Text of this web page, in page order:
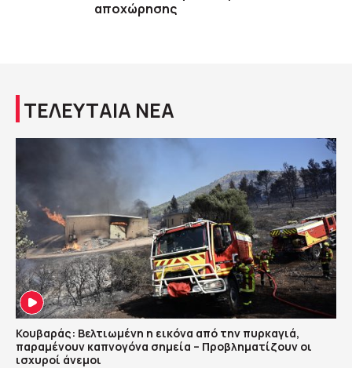
αποχώρησης
ΤΕΛΕΥΤΑΙΑ ΝΕΑ
Κουβαράς: Βελτιωμένη η εικόνα από την πυρκαγιά,
παραμένουν καπνογόνα σημεία – Προβληματίζουν οι
ισχυροί άνεμοι